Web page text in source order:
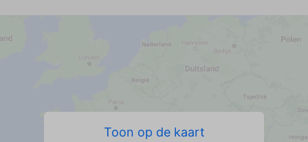
Toon op de kaart